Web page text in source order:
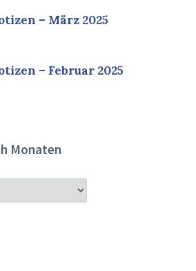
– März 2025
– Februar 2025
Monaten